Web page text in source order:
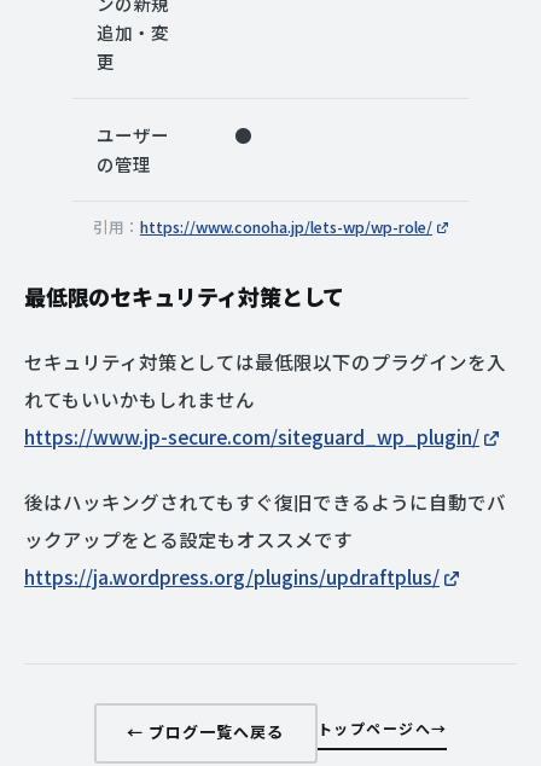
追加・変
更
ユーザー
の管理
●
引用： https://www.conoha.jp/lets-wp/wp-role/
最低限のセキュリティ対策として
セキュリティ対策としては最低限以下のプラグインを入
れてもいいかもしれません
https://www.jp-secure.com/siteguard_wp_plugin/
後はハッキングされてもすぐ復旧できるように自動でバ
ックアップをとる設定もオススメです
https://ja.wordpress.org/plugins/updraftplus/
← ブログ一覧へ戻る トップページへ